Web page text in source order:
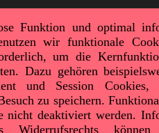
Funktion und optimal
wir funktionale
um die
Dazu gehören
und Session
zu speichern.
nicht deaktiviert werden.
Widerrufsrechts